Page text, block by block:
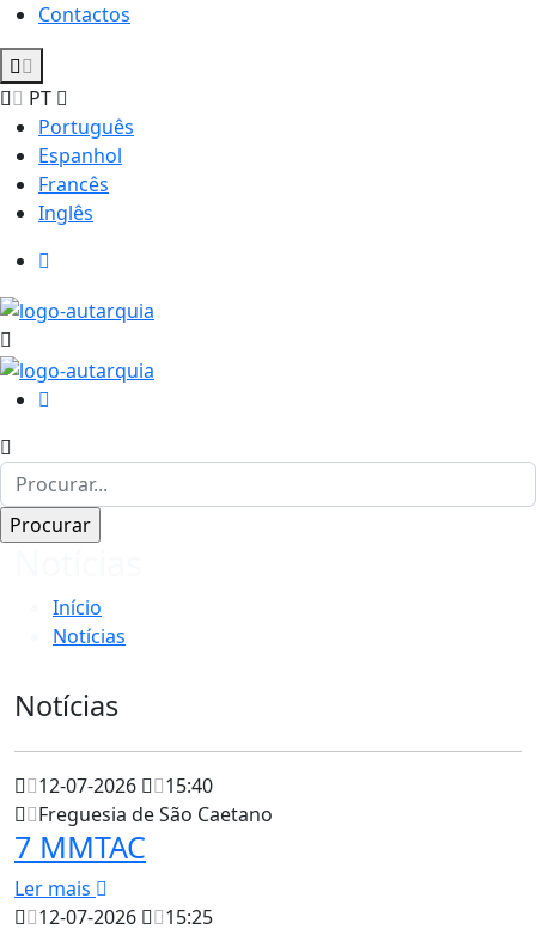
Contactos
PT
Português
Espanhol
Francês
Inglês
Início
Notícias
Notícias
12-07-2026
15:40
Freguesia de São Caetano
7 MMTAC
Ler mais
12-07-2026
15:25